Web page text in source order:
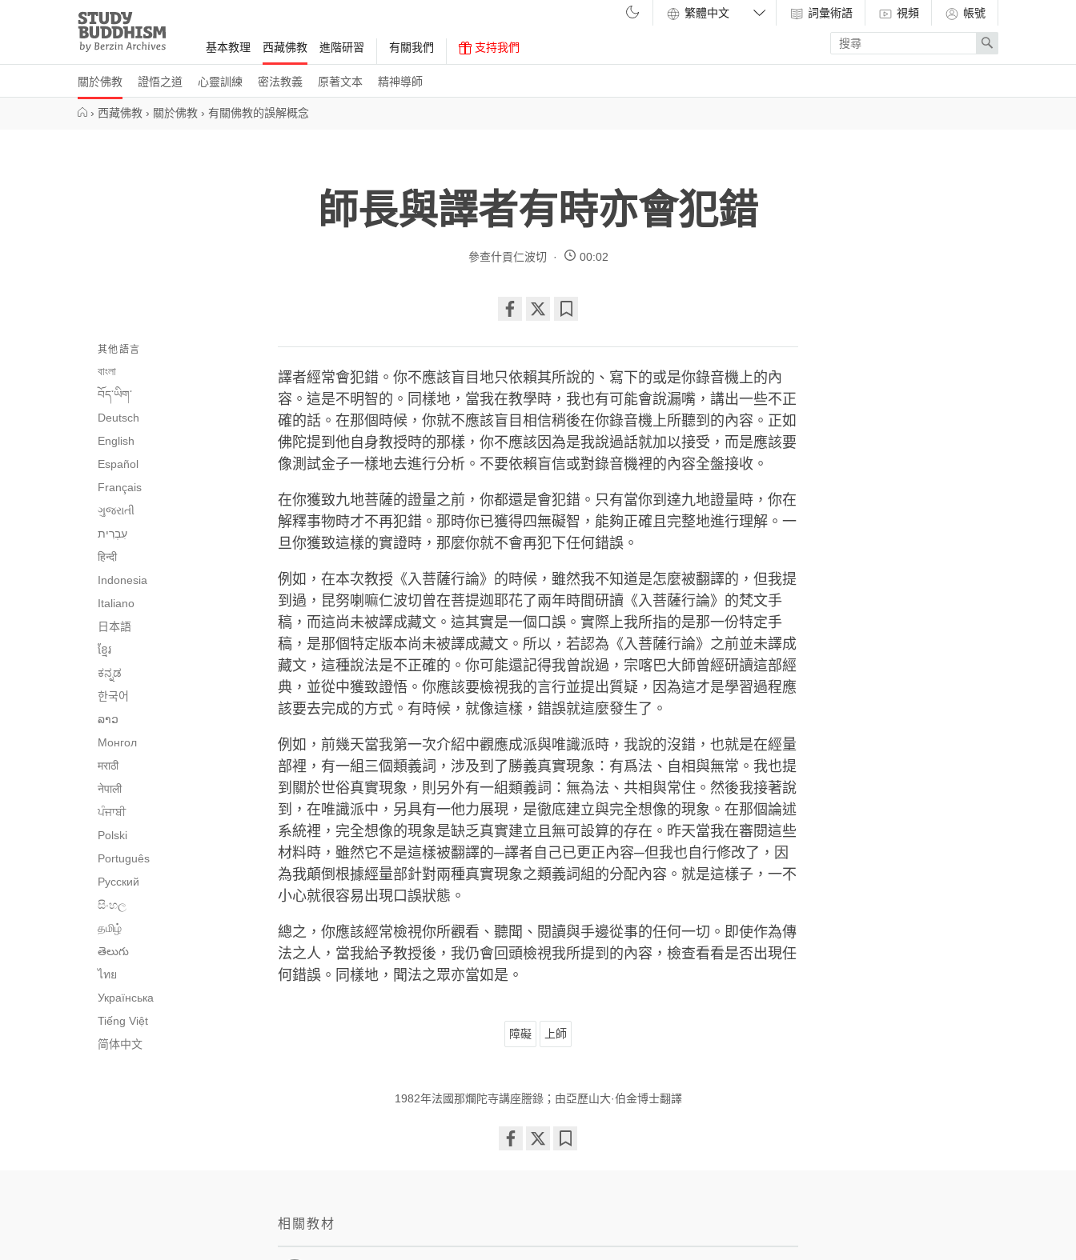
Study
Buddhism
Home
基本教理 西藏佛教
關於佛教 證悟之道 心靈訓練 密法教義 原著文本 精神導師
進階研習 有關我們 支持我們
詞彙術語 視頻
帳號
Enter
search
term
Search
› 西藏佛教 › 關於佛教 › 有關佛教的誤解概念
師長與譯者有時亦會犯錯
參查什貢仁波切 00:02
on
facebook
其他語言
বাংলা
བོད་ཡིག་
Deutsch
English
Español
Français
ગુજરાતી
हिन्दी
Indonesia
Italiano
日本語
ខ្មែរ
ಕನ್ನಡ
한국어
ລາວ
Монгол
मराठी
नेपाली
ਪੰਜਾਬੀ
Polski
Português
Русский
සිංහල
தமிழ்
తెలుగు
ไทย
Українська
Tiếng Việt
简体中文
譯者經常會犯錯。你不應該盲目地只依賴其所說的、寫下的或是你錄音機上的內
容。這是不明智的。同樣地，當我在教學時，我也有可能會說漏嘴，講出一些不正
確的話。在那個時候，你就不應該盲目相信稍後在你錄音機上所聽到的內容。正如
佛陀提到他自身教授時的那樣，你不應該因為是我說過話就加以接受，而是應該要
像測試金子一樣地去進行分析。不要依賴盲信或對錄音機裡的內容全盤接收。
在你獲致九地菩薩的證量之前，你都還是會犯錯。只有當你到達九地證量時，你在
解釋事物時才不再犯錯。那時你已獲得四無礙智，能夠正確且完整地進行理解。一
旦你獲致這樣的實證時，那麼你就不會再犯下任何錯誤。
例如，在本次教授《入菩薩行論》的時候，雖然我不知道是怎麼被翻譯的，但我提
到過，昆努喇嘛仁波切曾在菩提迦耶花了兩年時間研讀《入菩薩行論》的梵文手
稿，而這尚未被譯成藏文。這其實是一個口誤。實際上我所指的是那一份特定手
稿，是那個特定版本尚未被譯成藏文。所以，若認為《入菩薩行論》之前並未譯成
藏文，這種說法是不正確的。你可能還記得我曾說過，宗喀巴大師曾經研讀這部經
典，並從中獲致證悟。你應該要檢視我的言行並提出質疑，因為這才是學習過程應
該要去完成的方式。有時候，就像這樣，錯誤就這麼發生了。
例如，前幾天當我第一次介紹中觀應成派與唯識派時，我說的沒錯，也就是在經量
部裡，有一組三個類義詞，涉及到了勝義真實現象：有爲法、自相與無常。我也提
到關於世俗真實現象，則另外有一組類義詞：無為法、共相與常住。然後我接著說
到，在唯識派中，另具有一他力展現，是徹底建立與完全想像的現象。在那個論述
系統裡，完全想像的現象是缺乏真實建立且無可設算的存在。昨天當我在審閱這些
材料時，雖然它不是這樣被翻譯的─譯者自己已更正內容─但我也自行修改了，因
為我顛倒根據經量部針對兩種真實現象之類義詞組的分配內容。就是這樣子，一不
小心就很容易出現口誤狀態。
總之，你應該經常檢視你所觀看、聽聞、閱讀與手邊從事的任何一切。即使作為傳
法之人，當我給予教授後，我仍會回頭檢視我所提到的內容，檢查看看是否出現任
何錯誤。同樣地，聞法之眾亦當如是。
障礙 上師
1982年法國那爛陀寺講座謄錄；由亞歷山大·伯金博士翻譯
相關教材